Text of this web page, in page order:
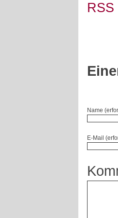
RSS
Name
E-Mail